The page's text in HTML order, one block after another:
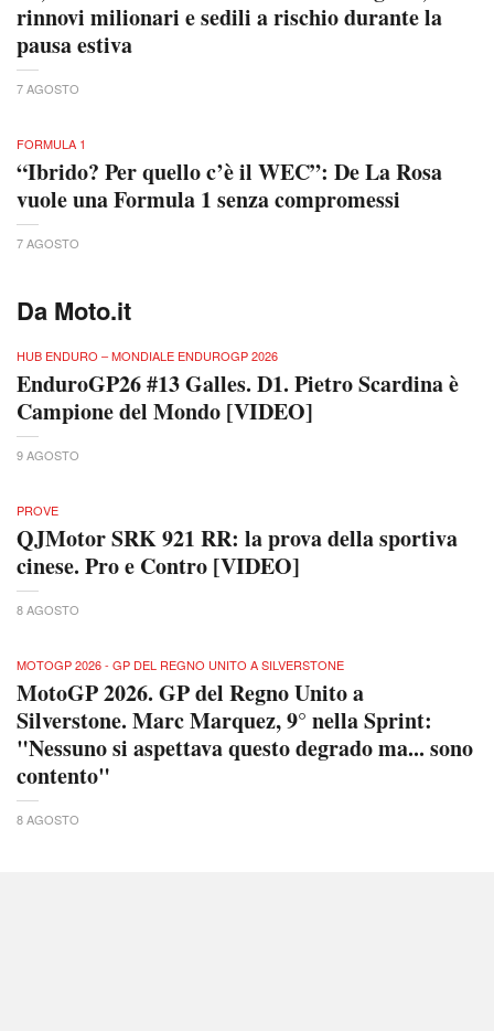
rinnovi milionari e sedili a rischio durante la
pausa estiva
7 AGOSTO
FORMULA 1
“Ibrido? Per quello c’è il WEC”: De La Rosa
vuole una Formula 1 senza compromessi
7 AGOSTO
Da Moto.it
HUB ENDURO – MONDIALE ENDUROGP 2026
EnduroGP26 #13 Galles. D1. Pietro Scardina è
Campione del Mondo [VIDEO]
9 AGOSTO
PROVE
QJMotor SRK 921 RR: la prova della sportiva
cinese. Pro e Contro [VIDEO]
8 AGOSTO
MOTOGP 2026 - GP DEL REGNO UNITO A SILVERSTONE
MotoGP 2026. GP del Regno Unito a
Silverstone. Marc Marquez, 9° nella Sprint:
"Nessuno si aspettava questo degrado ma... sono
contento"
8 AGOSTO